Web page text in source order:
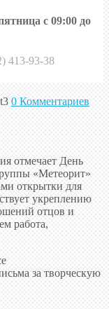
с 09:00 до
413-93-38
0 Комментариев
отмечает День
«Метеорит»
открытки для
укреплению
отцов и
работа,
за творческую